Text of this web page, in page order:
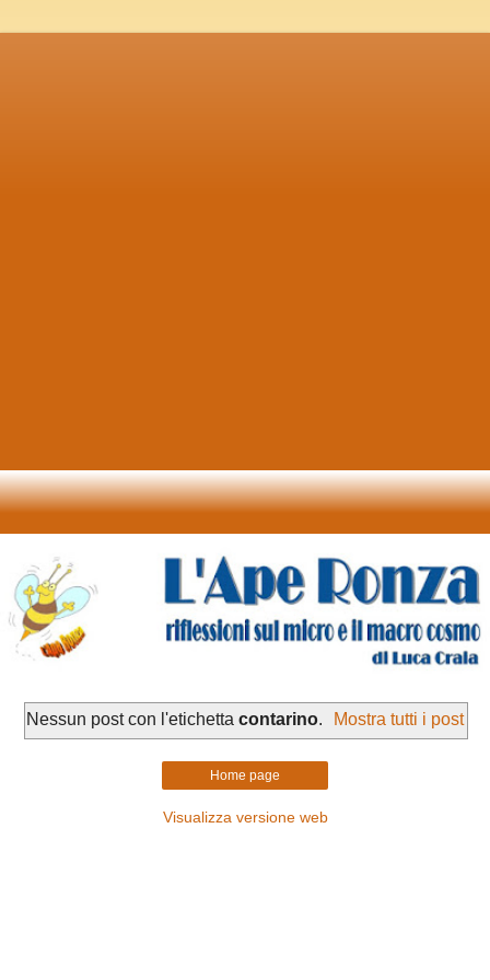
Nessun post con l'etichetta contarino. Mostra tutti i post
Home page
Visualizza versione web